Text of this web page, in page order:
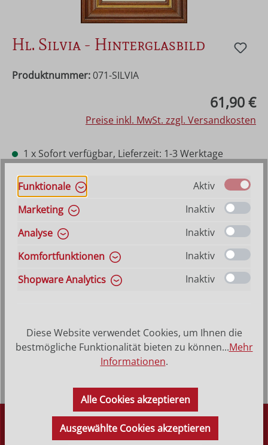
Hl. Silvia - Hinterglasbild
Produktnummer: 071-SILVIA
61,90 €
Preise inkl. MwSt. zzgl. Versandkosten
1 x Sofort verfügbar, Lieferzeit: 1-3 Werktage
2026
Produkt Anzahl: Gib den gewünschten
VERSANDKOSTENFREI (DE) AB 150,-*
Heilige Silvia - Hinterglasbild, Patronatsbild,
Namenspatron mit Heiligenname, Hinterglasmalerei
Rahmen aus Echtholz &… Mehr
DÜRR KRIPPEN
SEIT 1977
Funktionale
Aktiv
Marketing
Inaktiv
Analyse
Inaktiv
Komfortfunktionen
Inaktiv
Shopware Analytics
Inaktiv
Diese Website verwendet Cookies, um Ihnen die
bestmögliche Funktionalität bieten zu können...Mehr
Informationen.
Alle Cookies akzeptieren
Ausgewählte Cookies akzeptieren